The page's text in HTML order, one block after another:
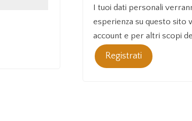
I tuoi dati personali
esperienza su questo sito
account e per altri scopi
Registrati